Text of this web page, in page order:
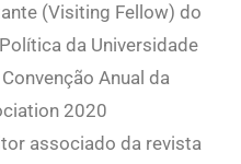
(Visiting Fellow) do
da Universidade
Anual da
2020
associado da revista